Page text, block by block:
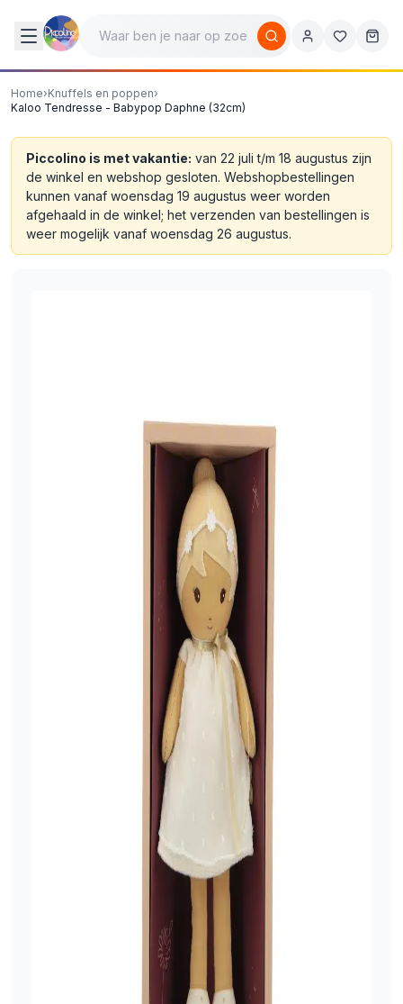
Home›Knuffels en poppen›
Kaloo Tendresse - Babypop Daphne (32cm)
Piccolino is met vakantie: van 22 juli t/m 18 augustus zijn
de winkel en webshop gesloten. Webshopbestellingen
kunnen vanaf woensdag 19 augustus weer worden
afgehaald in de winkel; het verzenden van bestellingen is
weer mogelijk vanaf woensdag 26 augustus.